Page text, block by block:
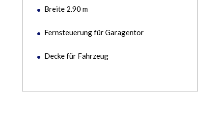
Breite 2.90 m
Fernsteuerung für Garagentor
Decke für Fahrzeug